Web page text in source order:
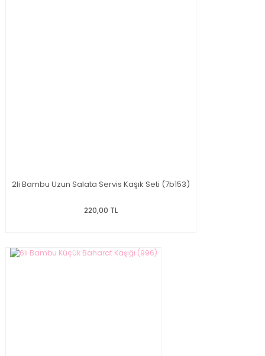
2li Bambu Uzun Salata Servis Kaşık Seti (7b153)
220,00 TL